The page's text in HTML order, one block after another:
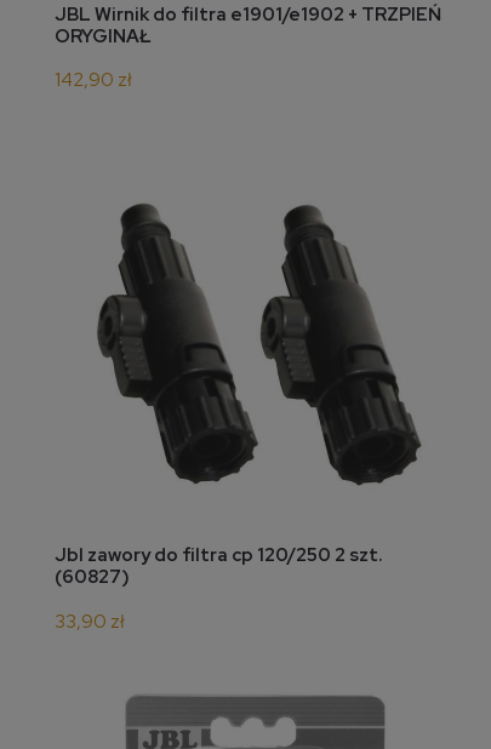
do koszyka
JBL Wirnik do filtra e1901/e1902 + TRZPIEŃ
ORYGINAŁ
142,90 zł
do koszyka
Jbl zawory do filtra cp 120/250 2 szt.
(60827)
33,90 zł